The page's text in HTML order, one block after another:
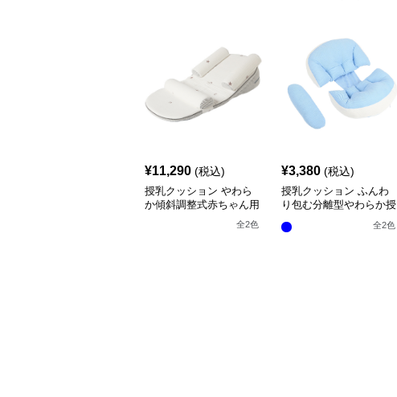
¥11,290 (税込)
授乳クッション やわら
か傾斜調整式赤ちゃん用
全2色
¥3,380 (税込)
授乳クッション ふんわ
り包む分離型やわらか授
全2色